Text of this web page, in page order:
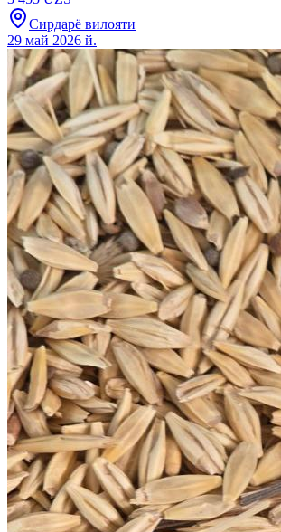
Сирдарё вилояти
29 май 2026 й.